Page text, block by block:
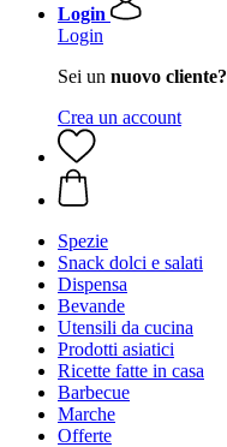
Login
Login
Sei un nuovo cliente?
Crea un account
Spezie
Snack dolci e salati
Dispensa
Bevande
Utensili da cucina
Prodotti asiatici
Ricette fatte in casa
Barbecue
Marche
Offerte